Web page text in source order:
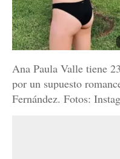
Ana Paula Valle tiene
por un supuesto
Fernández. Fotos: